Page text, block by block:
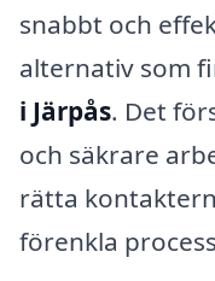
snabbt och
alternativ som
i Järpås. Det
och säkrare
rätta
förenkla